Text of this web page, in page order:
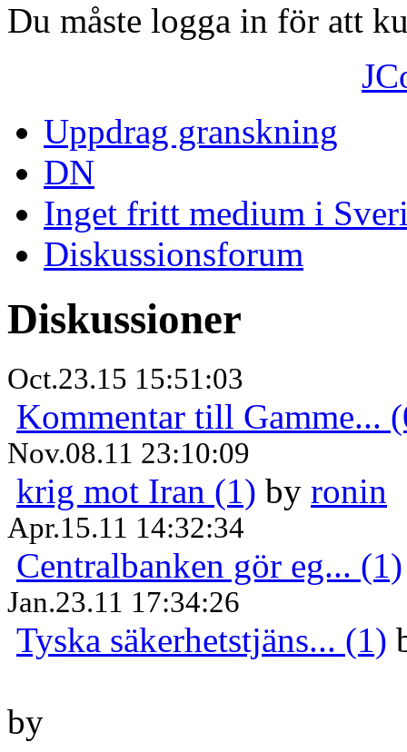
Du måste logga in för att
Uppdrag granskning
DN
Inget fritt medium i
Diskussionsforum
Diskussioner
Oct.23.15 15:51:03
Kommentar till Gamme...
Nov.08.11 23:10:09
krig mot Iran (1) by ronin
Apr.15.11 14:32:34
Centralbanken gör eg... (1)
Jan.23.11 17:34:26
Tyska säkerhetstjäns... (1)
by